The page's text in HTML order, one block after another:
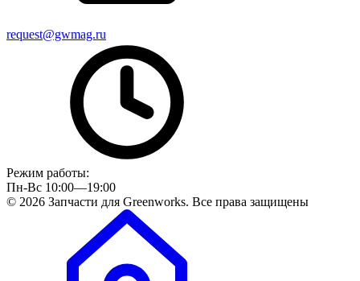
request@gwmag.ru
Режим работы:
Пн-Вс 10:00—19:00
© 2026 Запчасти для Greenworks. Все права защищены